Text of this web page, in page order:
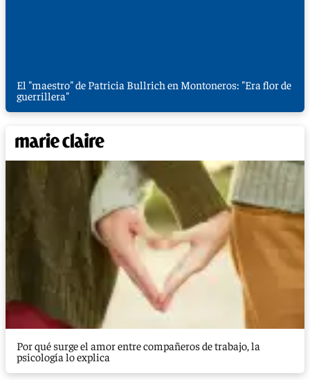
El "maestro" de Patricia Bullrich en Montoneros: "Era flor de
guerrillera"
Por qué surge el amor entre compañeros de trabajo, la
psicología lo explica